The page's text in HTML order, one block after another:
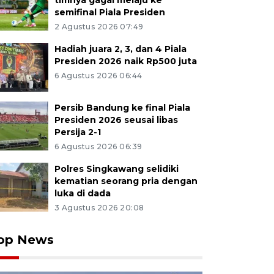
semifinal Piala Presiden
2 Agustus 2026 07:49
Hadiah juara 2, 3, dan 4 Piala
Presiden 2026 naik Rp500 juta
6 Agustus 2026 06:44
Persib Bandung ke final Piala
Presiden 2026 seusai libas
Persija 2-1
6 Agustus 2026 06:39
Polres Singkawang selidiki
kematian seorang pria dengan
luka di dada
3 Agustus 2026 20:08
News